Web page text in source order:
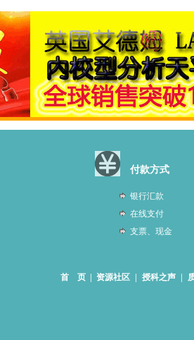
付款方式
银行汇款
在线支付
支票、现金
首 页 资源社区 授科之声